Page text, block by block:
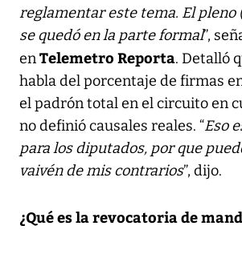
reglamentar este tema. El pleno
se quedó en la parte formal”,
enTelemetro Reporta. Detalló
habla del porcentaje de firmas
el padrón total en el circuito en
no definió causales reales. “Eso
para los diputados, por que
vaivén de mis contrarios”, dijo.
¿Qué es la revocatoria de